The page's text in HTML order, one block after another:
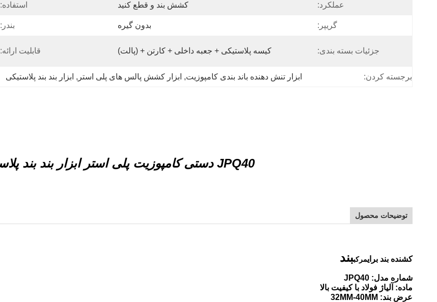
عملکرد: کشش بند و قطع کنید استفاده:
گریپر: بدون گیره بندر:
جزئیات بسته بندی: کیسه پلاستیکی + جعبه داخلی + کارتن + (پالت) قابلیت ارائه:
برجسته کردن: ابزار تنش دهنده باند بندی کامپوزیت, ابزار کشش پالس های پلی استر , ابزار بند بند پلاستیکی
JPQ40 دستی کامپوزیت پلی استر ابزار بند بند پلاستیکی بند کش
توضیحات محصول
کشنده بند برايمرکببند
شماره مدل: JPQ40
ماده: آلیاژ فولاد با کیفیت بالا
عرض بند: 32MM-40MM